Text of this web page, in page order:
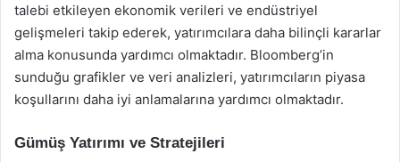
talebi etkileyen ekonomik verileri ve endüstriyel
gelişmeleri takip ederek, yatırımcılara daha bilinçli kararlar
alma konusunda yardımcı olmaktadır. Bloomberg’in
sunduğu grafikler ve veri analizleri, yatırımcıların piyasa
koşullarını daha iyi anlamalarına yardımcı olmaktadır.
Gümüş Yatırımı ve Stratejileri